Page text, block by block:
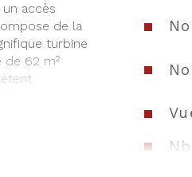
accès
de la
turbine
de 62 m²